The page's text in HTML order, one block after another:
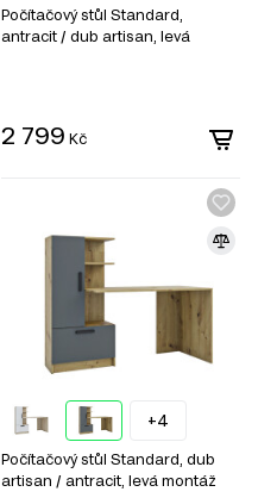
Počítačový stůl Standard,
antracit / dub artisan, levá
2 799 Kč
+4
Počítačový stůl Standard, dub
artisan / antracit, levá montáž